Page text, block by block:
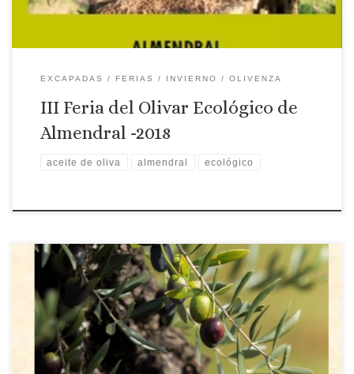
EXCAPADAS FERIAS INVIERNO OLIVENZA
III Feria del Olivar Ecológico de
Almendral -2018
aceite de oliva almendral ecológico
Lugar: Almendral Fecha: 10, 11 y 12 de marzo de 2017 Programa:
VIERNES 10 DE MARZO DE 2017 09:00 Inauguración de las
Jornada D. Antonio Cabezas. Director General de Agricultura y
Ganadería D. Manuel J. Andrade, Presidente de ADERCO José
Antonio Arroyo Pardo, Alcalde de Almendral. 09:30 Almendral